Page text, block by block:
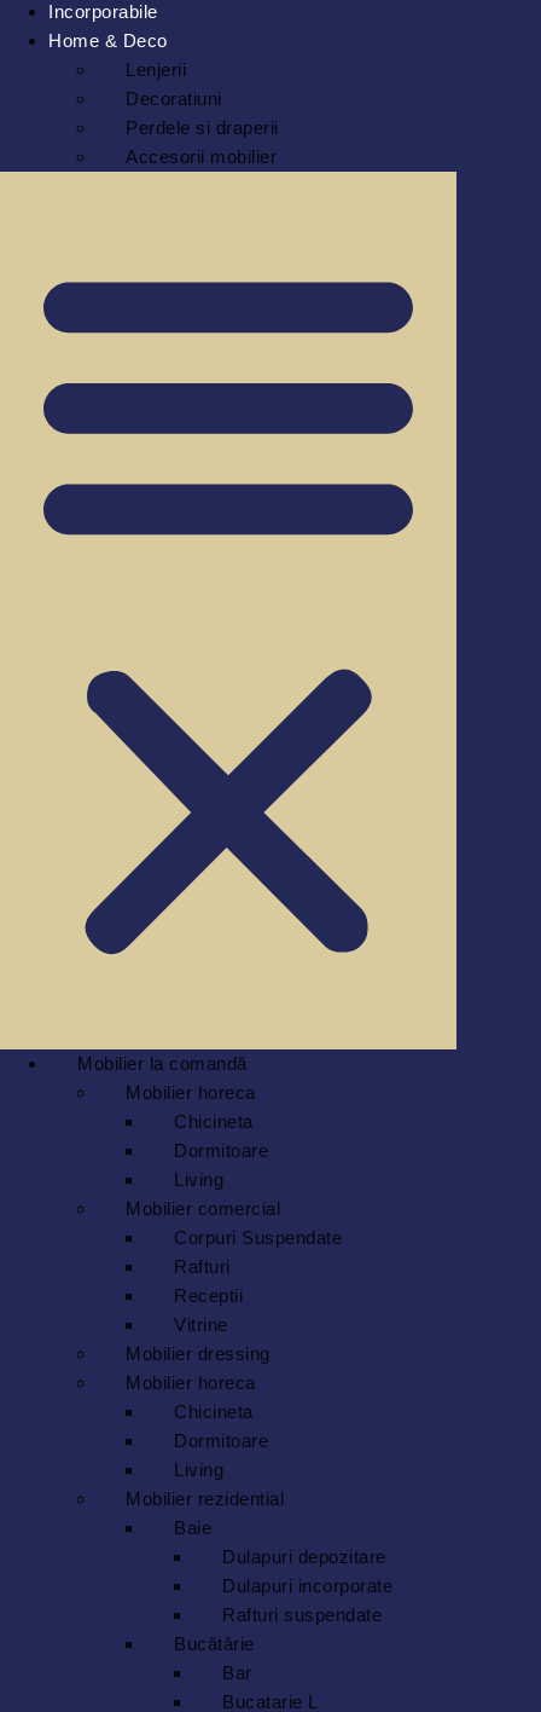
Incorporabile
Home & Deco
Lenjerii
Decoratiuni
Perdele si draperii
Accesorii mobilier
Mobilier la comandă
Mobilier horeca
Chicineta
Dormitoare
Living
Mobilier comercial
Corpuri Suspendate
Rafturi
Receptii
Vitrine
Mobilier dressing
Mobilier horeca
Chicineta
Dormitoare
Living
Mobilier rezidential
Baie
Dulapuri depozitare
Dulapuri incorporate
Rafturi suspendate
Bucătărie
Bar
Bucatarie L